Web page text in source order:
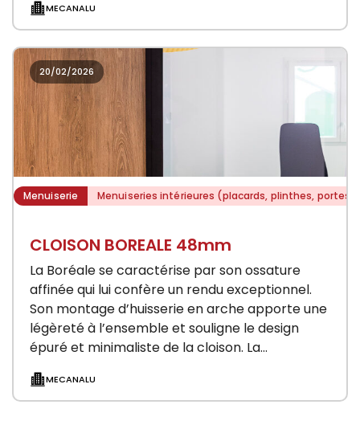
MECANALU
20/02/2026
Menuiserie Menuiseries intérieures (placards, plinthes, portes)
CLOISON BOREALE 48mm
La Boréale se caractérise par son ossature
affinée qui lui confère un rendu exceptionnel.
Son montage d’huisserie en arche apporte une
légèreté à l’ensemble et souligne le design
épuré et minimaliste de la cloison. La…
MECANALU